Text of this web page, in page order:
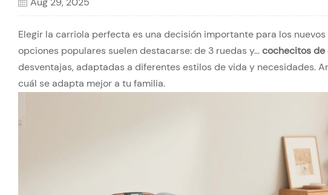
Elegir la carriola perfecta es una decisión importante para los
opciones populares suelen destacarse: de 3 ruedas y...cochecitos de
desventajas, adaptadas a diferentes estilos de vida y necesidades.
cuál se adapta mejor a tu familia.